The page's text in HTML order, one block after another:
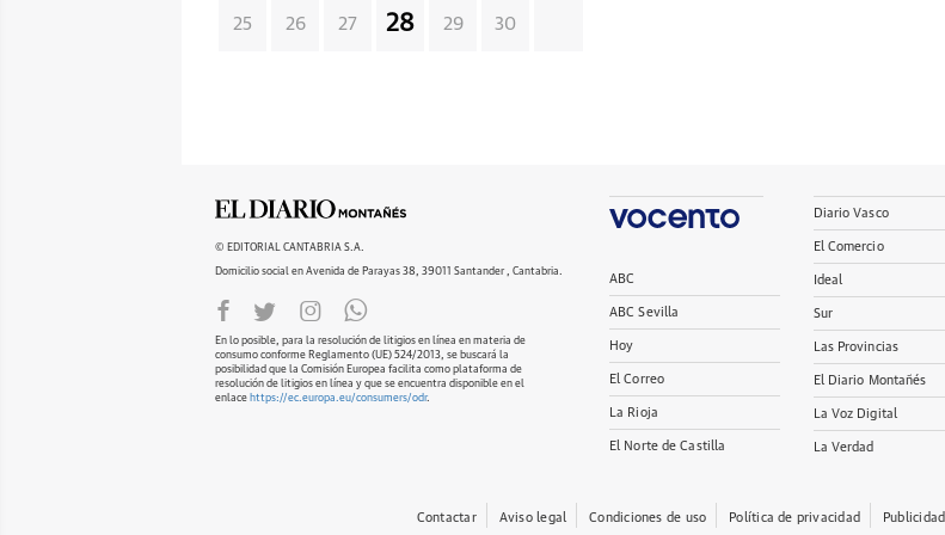
25 26 27 28 29 30
© EDITORIAL CANTABRIA S.A.
Domicilio social en Avenida de Parayas 38, 39011 Santander , Cantabria.
En lo posible, para la resolución de litigios en línea en materia de
consumo conforme Reglamento (UE) 524/2013, se buscará la
posibilidad que la Comisión Europea facilita como plataforma de
resolución de litigios en línea y que se encuentra disponible en el
enlace https://ec.europa.eu/consumers/odr.
ABC
ABC Sevilla
Hoy
El Correo
La Rioja
El Norte de Castilla
Diario Vasco
El Comercio
Ideal
Sur
Las Provincias
El Diario Montañés
La Voz Digital
La Verdad
Contactar Aviso legal Condiciones de uso Política de privacidad Publicidad